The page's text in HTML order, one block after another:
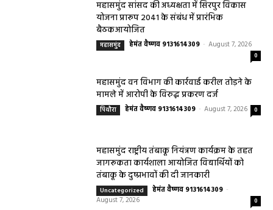
महासमुंद सांसद की अध्यक्षता में सिरपुर विकास
योजना प्रारूप 2041 के संबंध में प्रारंभिक
बैठकआयोजित
महासमुंद हेमंत वैष्णव 9131614309 - August 7, 2026
0
महासमुंद वन विभाग की कार्रवाई करील तोड़ने के
मामले में आरोपी के विरुद्ध प्रकरण दर्ज
पिथौरा हेमंत वैष्णव 9131614309 - August 7, 2026 0
महासमुंद राष्ट्रीय तंबाकू नियंत्रण कार्यक्रम के तहत
जागरूकता कार्यशाला आयोजित विद्यार्थियों को
तंबाकू के दुष्प्रभावों की दी जानकारी
Uncategorized हेमंत वैष्णव 9131614309 -
August 7, 2026
0